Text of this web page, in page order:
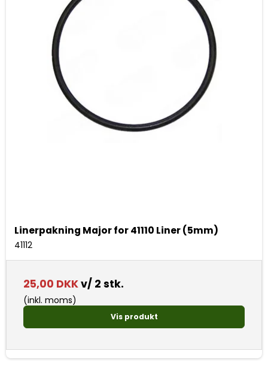
Linerpakning Major for 41110 Liner (5mm)
41112
25,00 DKKv/ 2 stk.
(inkl. moms)
Vis produkt